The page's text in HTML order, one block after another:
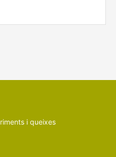
i queixes